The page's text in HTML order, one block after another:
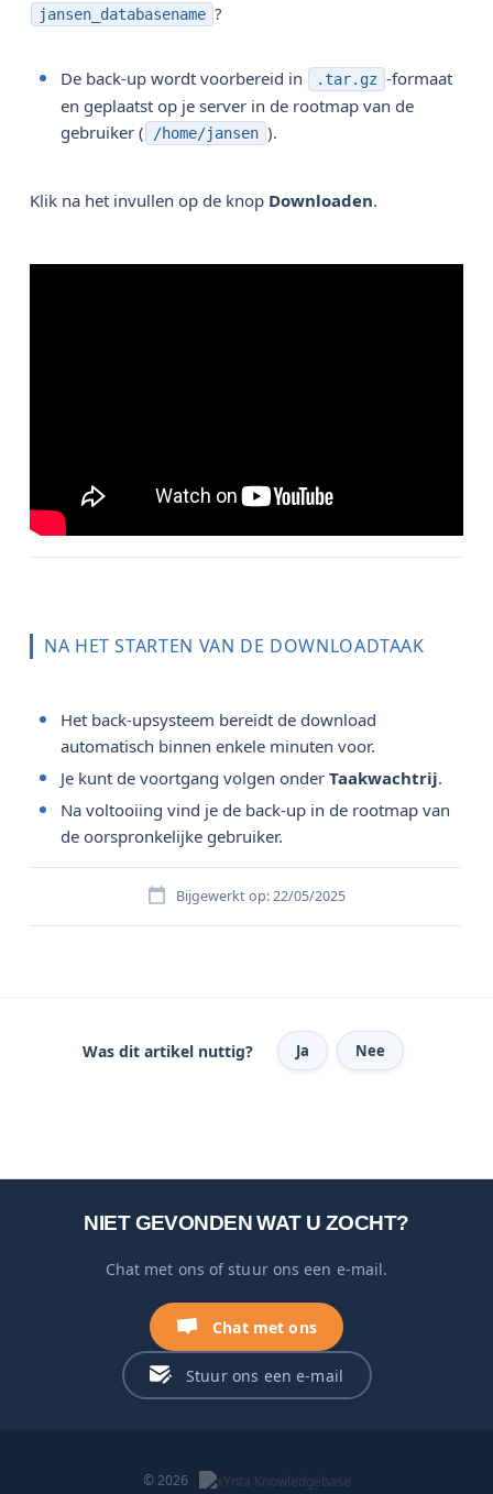
jansen_databasename ?
De back-up wordt voorbereid in .tar.gz -formaat
en geplaatst op je server in de rootmap van de
gebruiker (
/home/jansen ).
Klik na het invullen op de knop Downloaden.
NA HET STARTEN VAN DE DOWNLOADTAAK
Het back-upsysteem bereidt de download
automatisch binnen enkele minuten voor.
Je kunt de voortgang volgen onder Taakwachtrij.
Na voltooiing vind je de back-up in de rootmap van
de oorspronkelijke gebruiker.
Bijgewerkt op: 22/05/2025
Was dit artikel nuttig? Ja Nee
NIET GEVONDEN WAT U ZOCHT?
Chat met ons of stuur ons een e-mail.
Chat met ons
Stuur ons een e-mail
© 2026